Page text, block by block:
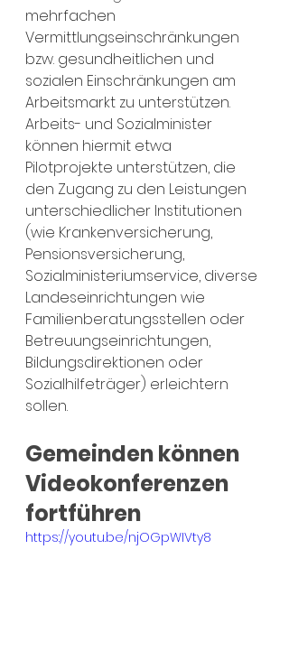
mehrfachen
Vermittlungseinschränkungen
bzw. gesundheitlichen und
sozialen Einschränkungen am
Arbeitsmarkt zu unterstützen.
Arbeits- und Sozialminister
können hiermit etwa
Pilotprojekte unterstützen, die
den Zugang zu den Leistungen
unterschiedlicher Institutionen
(wie Krankenversicherung,
Pensionsversicherung,
Sozialministeriumservice, diverse
Landeseinrichtungen wie
Familienberatungsstellen oder
Betreuungseinrichtungen,
Bildungsdirektionen oder
Sozialhilfeträger) erleichtern
sollen.
Gemeinden können
Videokonferenzen
fortführen
https://youtu.be/njOGpWIVty8